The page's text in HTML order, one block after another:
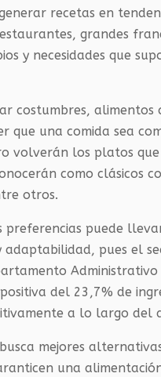
recetas en
grandes
y necesidades que
costumbres, alimentos
que una comida sea
volverán los platos que
como clásicos
otros.
puede
adaptabilidad, pues el
Administrativo
del 23,7% de
a lo largo del
mejores
una